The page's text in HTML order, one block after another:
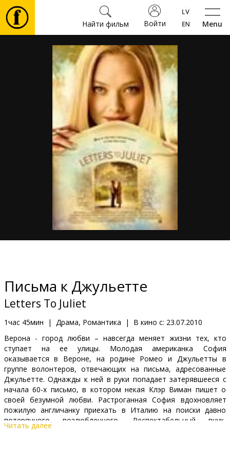
Menu
Войти
Найти фильм
Фильмы
Билеты
Мероприятия
Новости
Кинозакуски
Клуб
Письма к Джульетте
Letters To Juliet
1час 45мин | Драма, Романтика | В кино с: 23.07.2010
Верона - город любви – навсегда меняет жизни тех, кто
ступает на ее улицы. Молодая американка София
оказывается в Вероне, на родине Ромео и Джульетты в
группе волонтеров, отвечающих на письма, адресованные
Джульетте. Однажды к ней в руки попадает затерявшееся с
начала 60-х письмо, в котором некая Клэр Виман пишет о
своей безумной любви. Растроганная София вдохновляет
пожилую англичанку приехать в Италию на поиски давно
потерянного возлюбленного. Респектабельный внук,
сопровождающий леди в поездке, против авантюрной идеи,
Читать далее